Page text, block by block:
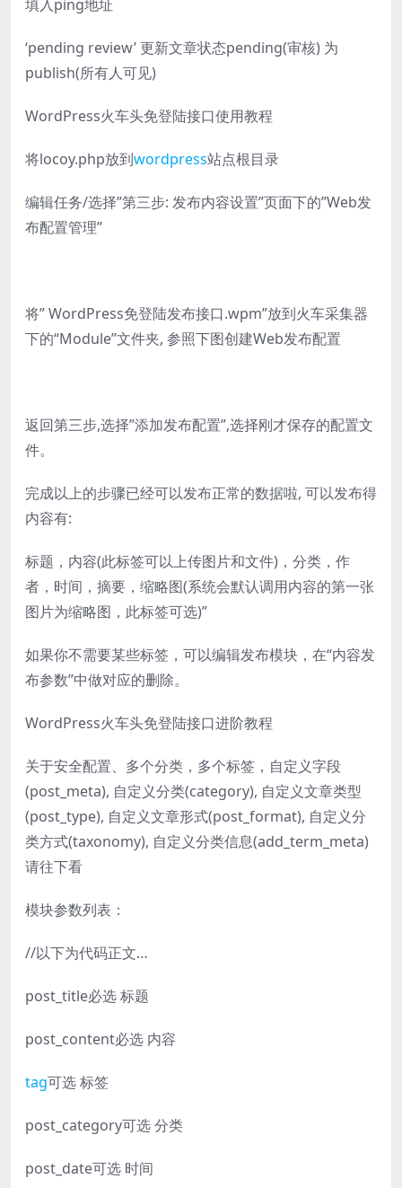
填入ping地址
‘pending review’ 更新文章状态pending(审核) 为
publish(所有人可见)
WordPress火车头免登陆接口使用教程
将locoy.php放到wordpress站点根目录
编辑任务/选择”第三步: 发布内容设置”页面下的”Web发
布配置管理”
将” WordPress免登陆发布接口.wpm”放到火车采集器
下的“Module”文件夹, 参照下图创建Web发布配置
返回第三步,选择”添加发布配置”,选择刚才保存的配置文
件。
完成以上的步骤已经可以发布正常的数据啦, 可以发布得
内容有:
标题，内容(此标签可以上传图片和文件)，分类，作
者，时间，摘要，缩略图(系统会默认调用内容的第一张
图片为缩略图，此标签可选)”
如果你不需要某些标签，可以编辑发布模块，在“内容发
布参数”中做对应的删除。
WordPress火车头免登陆接口进阶教程
关于安全配置、多个分类，多个标签，自定义字段
(post_meta), 自定义分类(category), 自定义文章类型
(post_type), 自定义文章形式(post_format), 自定义分
类方式(taxonomy), 自定义分类信息(add_term_meta)
请往下看
模块参数列表：
//以下为代码正文…
post_title必选 标题
post_content必选 内容
tag可选 标签
post_category可选 分类
post_date可选 时间